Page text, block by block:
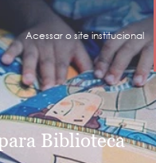
Acessar o site institucional
Biblioteca